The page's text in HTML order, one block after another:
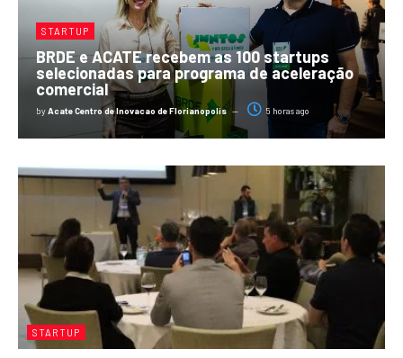
STARTUP
BRDE e ACATE recebem as 100 startups
selecionadas para programa de aceleração
comercial
byAcate Centro de Inovacao de Florianopolis 5 horas ago
STARTUP